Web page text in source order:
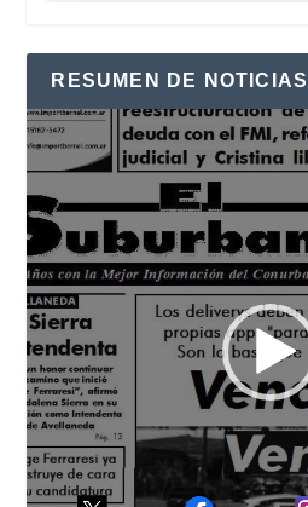
RESUMEN DE NOTICIAS
Reproductor
de
vídeo